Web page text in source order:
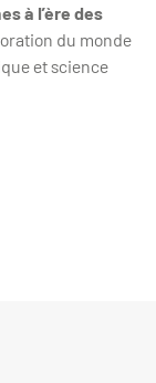
à l’ère des
du monde
et science